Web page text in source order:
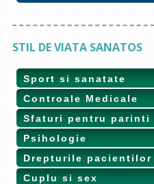
STIL DE VIATA SANATOS
Sport si sanatate
Controale Medicale
Sfaturi pentru parinti
Psihologie
Drepturile pacientilor
Cuplu si sex